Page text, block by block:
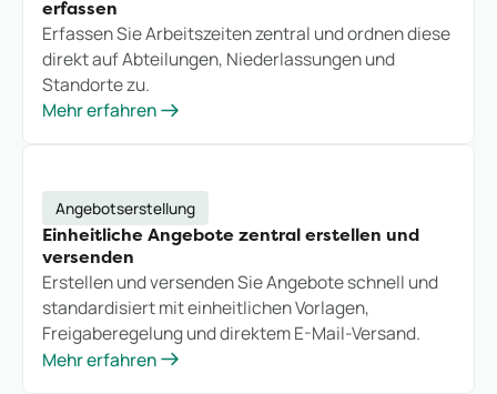
erfassen
Erfassen Sie Arbeitszeiten zentral und ordnen diese
direkt auf Abteilungen, Niederlassungen und
Standorte zu.
Mehr erfahren
Angebotserstellung
Einheitliche Angebote zentral erstellen und
versenden
Erstellen und versenden Sie Angebote schnell und
standardisiert mit einheitlichen Vorlagen,
Freigaberegelung und direktem E-Mail-Versand.
Mehr erfahren